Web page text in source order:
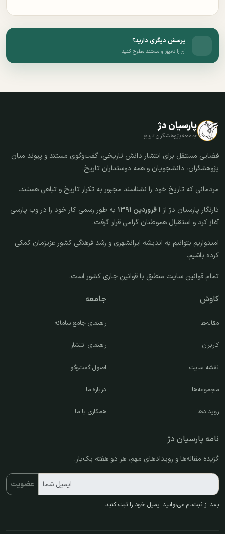
پرسش دیگری دارید؟
آن را دقیق و مستند مطرح کنید.
پارسیان دژ
جامعه پژوهشگران تاریخ
فضایی مستقل برای انتشار دانش تاریخی، گفت‌وگوی مستند و پیوند میان
پژوهشگران، دانشجویان و همه دوستداران تاریخ.
مردمانی که تاریخ خود را نشناسند مجبور به تکرار تاریخ و تباهی هستند.
تارنگار پارسیان دژ از ۱ فروردین ۱۳۹۱
به طور رسمی کار خود را در وب پارسی
آغاز کرد و استقبال هموطنان گرامی قرار گرفت.
امیدواریم بتوانیم به اندیشه ایرانشهری و رشد فرهنگی کشور عزیزمان کمکی
کرده باشیم.
تمام قوانین سایت منطبق با قوانین جاری کشور است.
کاوش
مقاله‌ها
کاربران
نقشه سایت
مجموعه‌ها
رویدادها
جامعه
راهنمای جامع سامانه
راهنمای انتشار
اصول گفت‌وگو
درباره ما
همکاری با ما
نامه پارسیان دژ
گزیده مقاله‌ها و رویدادهای مهم، هر دو هفته یک‌بار.
ایمیل شما عضویت
بعد از ثبت‌نام می‌توانید ایمیل خود را ثبت کنید.